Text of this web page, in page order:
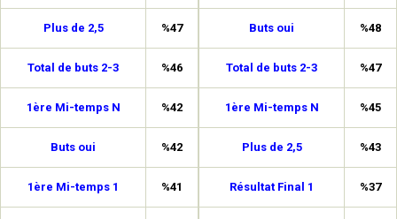
Plus de 2,5 %47
Total de buts 2-3 %46
1ère Mi-temps N %42
Buts oui %42
1ère Mi-temps 1 %41
Buts oui %48
Total de buts 2-3 %47
1ère Mi-temps N %45
Plus de 2,5 %43
Résultat Final 1 %37